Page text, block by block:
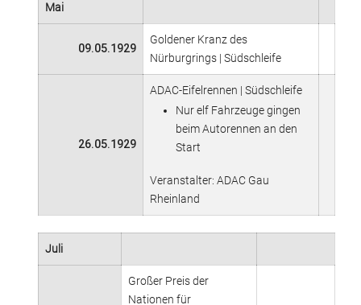
Mai
09.05.1929
Goldener Kranz des
Nürburgrings | Südschleife
26.05.1929
ADAC-Eifelrennen | Südschleife
Nur elf Fahrzeuge gingen
beim Autorennen an den
Start
Veranstalter: ADAC Gau
Rheinland
Juli
Großer Preis der
Nationen für